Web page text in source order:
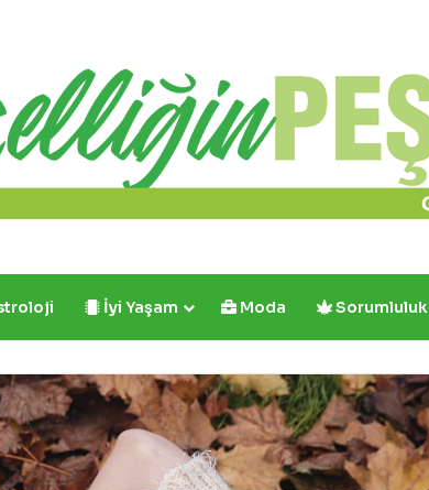
İyi Yaşam Moda Sorumluluk
Cafe
Crown’dan
İlk
ve
Tek: